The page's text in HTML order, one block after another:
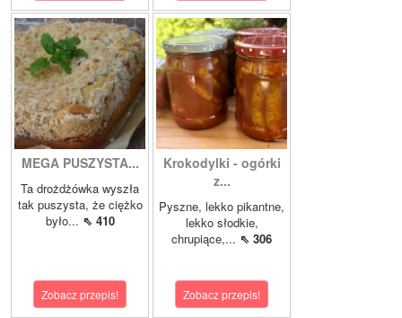
MEGA PUSZYSTA...
Ta drożdżówka wyszła
tak puszysta, że ciężko
było... ⇖ 410
Zobacz przepis!
Krokodylki - ogórki
z...
Pyszne, lekko pikantne,
lekko słodkie,
chrupiące,... ⇖ 306
Zobacz przepis!